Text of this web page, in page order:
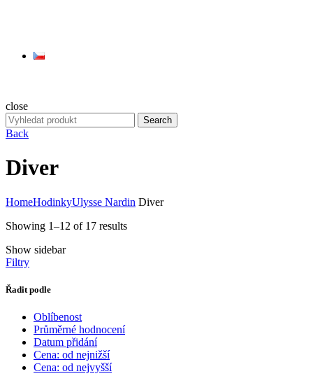
close
Search
for:
Search
Back
Diver
HomeHodinkyUlysse Nardin Diver
Showing 1–12 of 17 results
Show sidebar
Filtry
Řadit podle
Oblíbenost
Průměrné hodnocení
Datum přidání
Cena: od nejnižší
Cena: od nejvyšší